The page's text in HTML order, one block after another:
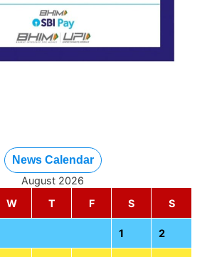
News Calendar
August 2026
W T F S S
1 2